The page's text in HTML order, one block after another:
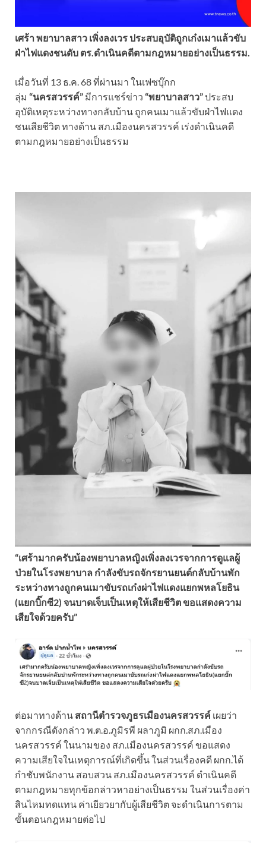
เศร้า พยาบาลสาว เพิ่งลงเวร ประสบอุบัติถูกเก๋งเมาแล้วขับ
ฝ่าไฟแดงชนดับ ตร.ดำเนินคดีตามกฎหมายอย่างเป็นธรรม.
เมื่อวันที่ 13 ธ.ค. 68 ที่ผ่านมา ในเฟซบุ๊กก
ลุ่ม “นครสวรรค์” มีการแชร์ข่าว “พยาบาลสาว”ประสบ
อุบัติเหตุระหว่างทางกลับบ้าน ถูกคนเมาแล้วขับฝ่าไฟแดง
ชนเสียชีวิต ทางด้าน สภ.เมืองนครสวรรค์ เร่งดำเนินคดี
ตามกฎหมายอย่างเป็นธรรม
“เศร้ามากครับน้องพยาบาลหญิงเพิ่งลงเวรจากการดูแลผู้
ป่วยในโรงพยาบาล กำลังขับรถจักรยานยนต์กลับบ้านพัก
ระหว่างทางถูกคนเมาขับรถเก๋งผ่าไฟแดงแยกพหลโยธิน
(แยกบิ๊กซี2) จนบาดเจ็บเป็นเหตุให้เสียชีวิต ขอแสดงความ
เสียใจด้วยครับ”
ต่อมาทางด้าน สถานีตำรวจภูธรเมืองนครสวรรค์ เผยว่า
จากกรณีดังกล่าว พ.ต.อ.ภูมิรพี ผลาภูมิ ผกก.สภ.เมือง
นครสวรรค์ ในนามของ สภ.เมืองนครสวรรค์ ขอแสดง
ความเสียใจในเหตุการณ์ที่เกิดขึ้น ในส่วนเรื่องคดี ผกก.ได้
กำชับพนักงาน สอบสวน สภ.เมืองนครสวรรค์ ดำเนินคดี
ตามกฎหมายทุกข้อกล่าวหาอย่างเป็นธรรม ในส่วนเรื่องค่า
สินไหมทดเเทน ค่าเยียวยากับผู้เสียชีวิต จะดำเนินการตาม
ขั้นตอนกฎหมายต่อไป